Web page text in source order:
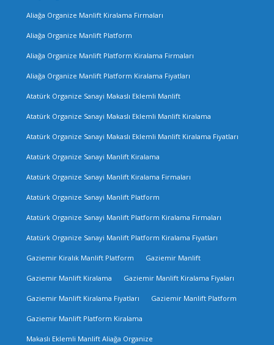
Aliağa Organize Manlift Kiralama Firmaları
Aliağa Organize Manlift Platform
Aliağa Organize Manlift Platform Kiralama Firmaları
Aliağa Organize Manlift Platform Kiralama Fiyatları
Atatürk Organize Sanayi Makaslı Eklemli Manlift
Atatürk Organize Sanayi Makaslı Eklemli Manlift Kiralama
Atatürk Organize Sanayi Makaslı Eklemli Manlift Kiralama Fiyatları
Atatürk Organize Sanayi Manlift Kiralama
Atatürk Organize Sanayi Manlift Kiralama Firmaları
Atatürk Organize Sanayi Manlift Platform
Atatürk Organize Sanayi Manlift Platform Kiralama Firmaları
Atatürk Organize Sanayi Manlift Platform Kiralama Fiyatları
Gaziemir Kiralık Manlift Platform Gaziemir Manlift
Gaziemir Manlift Kiralama Gaziemir Manlift Kiralama Fiyaları
Gaziemir Manlift Kiralama Fiyatları Gaziemir Manlift Platform
Gaziemir Manlift Platform Kiralama
Makaslı Eklemli Manlift Aliağa Organize